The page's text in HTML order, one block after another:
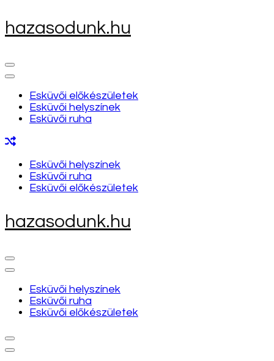
Skip
to
Enter)
hazasodunk.hu
Esküvői előkészületek
Esküvői helyszínek
Esküvői ruha
Esküvői helyszínek
Esküvői ruha
Esküvői előkészületek
hazasodunk.hu
Esküvői helyszínek
Esküvői ruha
Esküvői előkészületek